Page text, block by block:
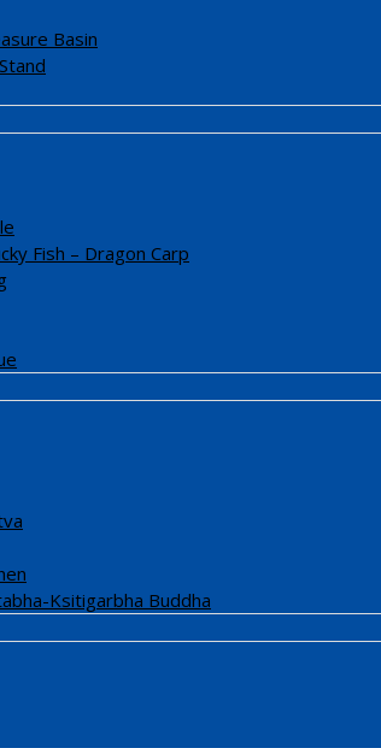
Basin
Fish – Dragon Carp
Ksitigarbha Buddha